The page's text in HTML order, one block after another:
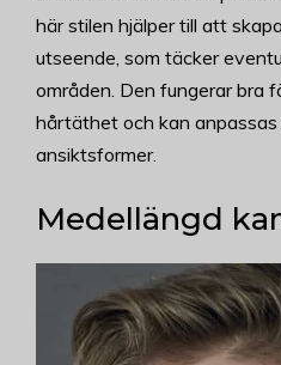
här stilen hjälper till att
utseende, som täcker
områden. Den fungerar bra
hårtäthet och kan
ansiktsformer.
Medellängd